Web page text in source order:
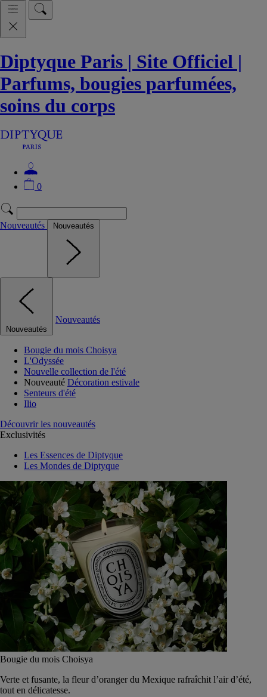
Diptyque Paris | Site Officiel |
Parfums, bougies parfumées,
soins du corps
0
Nouveautés Nouveautés
Nouveautés
Nouveautés
Bougie du mois Choisya
L'Odyssée
Nouvelle collection de l'été
Nouveauté Décoration estivale
Senteurs d'été
Ilio
Découvrir les nouveautés
Exclusivités
Les Essences de Diptyque
Les Mondes de Diptyque
Bougie du mois Choisya
Verte et fusante, la fleur d’oranger du Mexique rafraîchit l’air d’été,
tout en délicatesse.